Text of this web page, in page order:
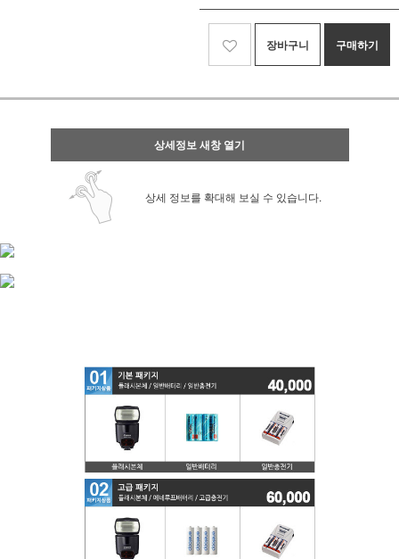
장바구니 구매하기
상세정보 새창 열기
상세 정보를 확대해 보실 수 있습니다.